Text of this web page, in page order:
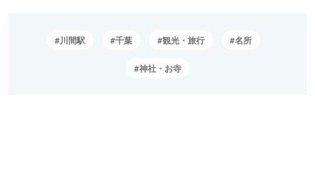
川間駅 千葉 観光・旅行 名所
神社・お寺